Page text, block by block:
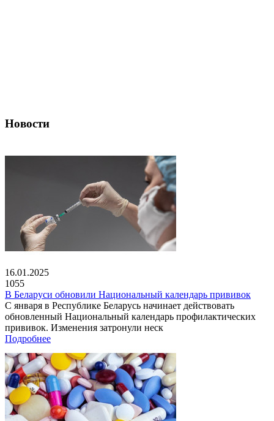
Новости
16.01.2025
1055
В Беларуси обновили Национальный календарь прививок
С января в Республике Беларусь начинает действовать
обновленный Национальный календарь профилактических
прививок. Изменения затронули неск
Подробнее